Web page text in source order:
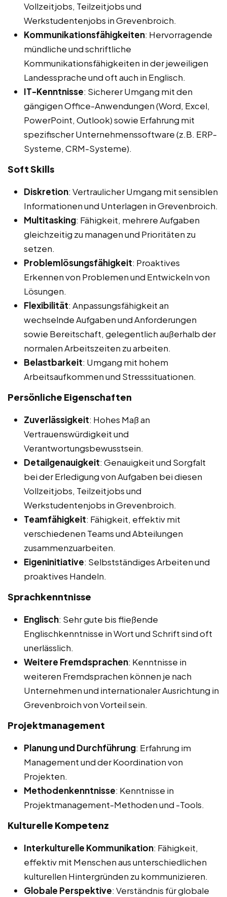
Vollzeitjobs, Teilzeitjobs und
Werkstudentenjobs in Grevenbroich.
Kommunikationsfähigkeiten: Hervorragende
mündliche und schriftliche
Kommunikationsfähigkeiten in der jeweiligen
Landessprache und oft auch in Englisch.
IT-Kenntnisse: Sicherer Umgang mit den
gängigen Office-Anwendungen (Word, Excel,
PowerPoint, Outlook) sowie Erfahrung mit
spezifischer Unternehmenssoftware (z.B. ERP-
Systeme, CRM-Systeme).
Soft Skills
Diskretion: Vertraulicher Umgang mit sensiblen
Informationen und Unterlagen in Grevenbroich.
Multitasking: Fähigkeit, mehrere Aufgaben
gleichzeitig zu managen und Prioritäten zu
setzen.
Problemlösungsfähigkeit: Proaktives
Erkennen von Problemen und Entwickeln von
Lösungen.
Flexibilität: Anpassungsfähigkeit an
wechselnde Aufgaben und Anforderungen
sowie Bereitschaft, gelegentlich außerhalb der
normalen Arbeitszeiten zu arbeiten.
Belastbarkeit: Umgang mit hohem
Arbeitsaufkommen und Stresssituationen.
Persönliche Eigenschaften
Zuverlässigkeit: Hohes Maß an
Vertrauenswürdigkeit und
Verantwortungsbewusstsein.
Detailgenauigkeit: Genauigkeit und Sorgfalt
bei der Erledigung von Aufgaben bei diesen
Vollzeitjobs, Teilzeitjobs und
Werkstudentenjobs in Grevenbroich.
Teamfähigkeit: Fähigkeit, effektiv mit
verschiedenen Teams und Abteilungen
zusammenzuarbeiten.
Eigeninitiative: Selbstständiges Arbeiten und
proaktives Handeln.
Sprachkenntnisse
Englisch: Sehr gute bis fließende
Englischkenntnisse in Wort und Schrift sind oft
unerlässlich.
Weitere Fremdsprachen: Kenntnisse in
weiteren Fremdsprachen können je nach
Unternehmen und internationaler Ausrichtung in
Grevenbroich von Vorteil sein.
Projektmanagement
Planung und Durchführung: Erfahrung im
Management und der Koordination von
Projekten.
Methodenkenntnisse: Kenntnisse in
Projektmanagement-Methoden und -Tools.
Kulturelle Kompetenz
Interkulturelle Kommunikation: Fähigkeit,
effektiv mit Menschen aus unterschiedlichen
kulturellen Hintergründen zu kommunizieren.
Globale Perspektive: Verständnis für globale